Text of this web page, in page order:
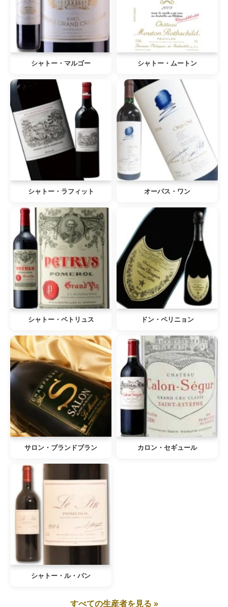
シャトー・マルゴー シャトー・ムートン
シャトー・ラフィット オーパス・ワン
シャトー・ペトリュス ドン・ペリニョン
サロン・ブランドブラン カロン・セギュール
シャトー・ル・パン
すべての生産者を見る »